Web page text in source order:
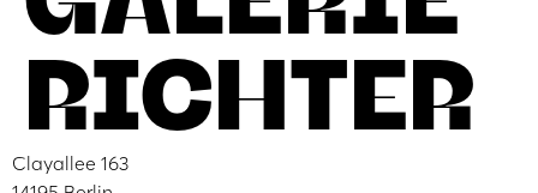
RICHTER
Clayallee 163